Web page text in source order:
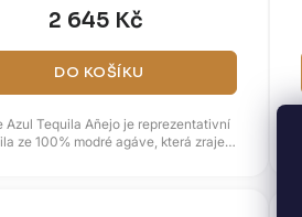
2 645 Kč
DO KOŠÍKU
Azul Tequila Añejo je reprezentativní
ze 100% modré agáve, která zraje